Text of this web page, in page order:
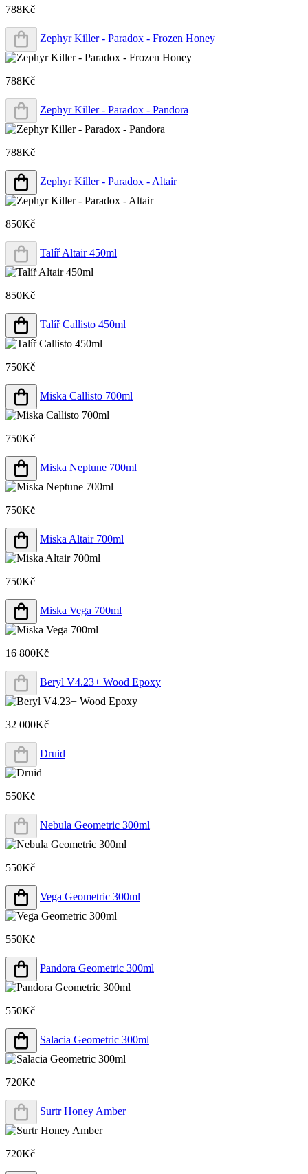
788Kč
Zephyr Killer - Paradox - Frozen Honey
788Kč
Zephyr Killer - Paradox - Pandora
788Kč
Zephyr Killer - Paradox - Altair
850Kč
Talíř Altair 450ml
850Kč
Talíř Callisto 450ml
750Kč
Miska Callisto 700ml
750Kč
Miska Neptune 700ml
750Kč
Miska Altair 700ml
750Kč
Miska Vega 700ml
16 800Kč
Beryl V4.23+ Wood Epoxy
32 000Kč
Druid
550Kč
Nebula Geometric 300ml
550Kč
Vega Geometric 300ml
550Kč
Pandora Geometric 300ml
550Kč
Salacia Geometric 300ml
720Kč
Surtr Honey Amber
720Kč